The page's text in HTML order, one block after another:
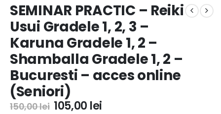
SEMINAR PRACTIC – Reiki
Usui Gradele 1, 2, 3 –
Karuna Gradele 1, 2 –
Shamballa Gradele 1, 2 –
Bucuresti – acces online
(Seniori)
150,00lei 105,00 lei